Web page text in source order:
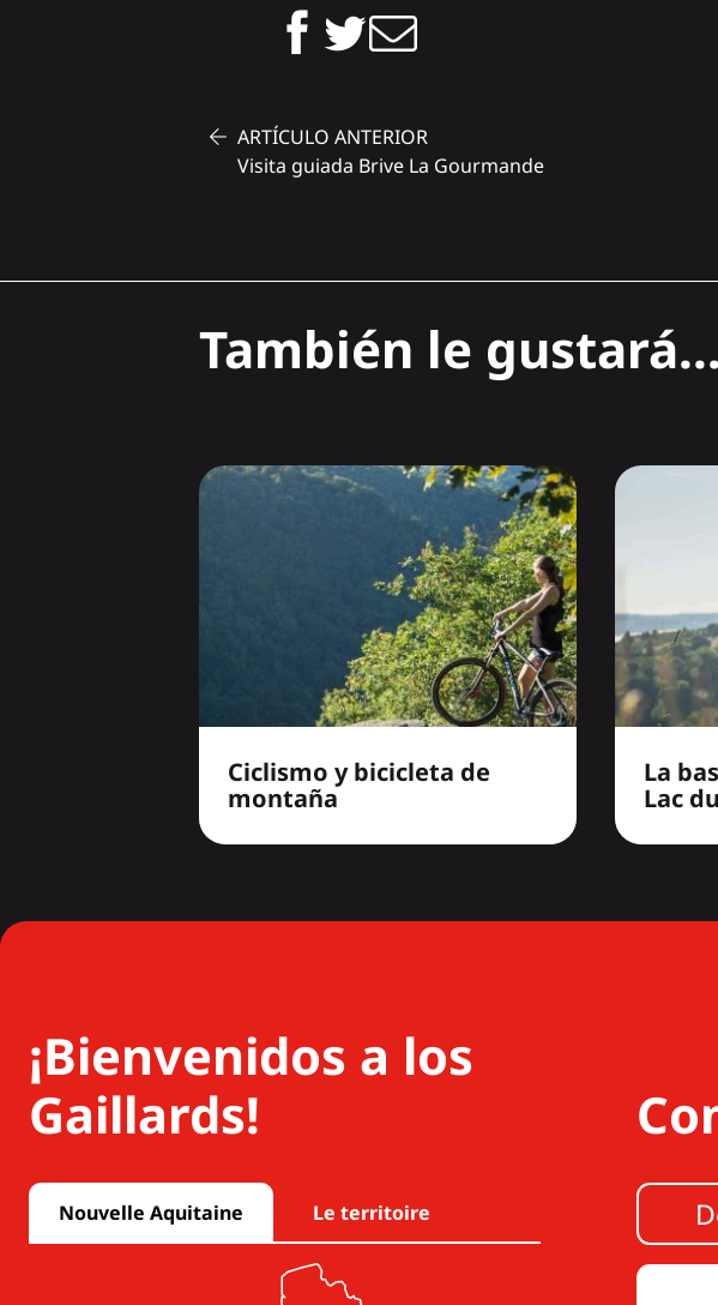
ARTÍCULO ANTERIOR
Visita guiada Brive La Gourmande
También le gustará...
Ciclismo y bicicleta de
montaña
La
Lac
¡Bienvenidos a los
Gaillards!
Nouvelle Aquitaine Le territoire